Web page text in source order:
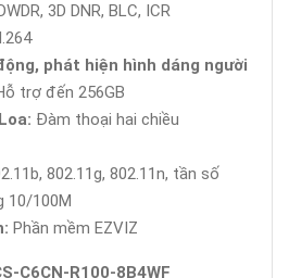
3D DNR, BLC, ICR
phát hiện hình dáng người
trợ đến 256GB
Đàm thoại hai chiều
802.11g, 802.11n, tần số
10/100M
Phần mềm EZVIZ
C6CN-R100-8B4WF